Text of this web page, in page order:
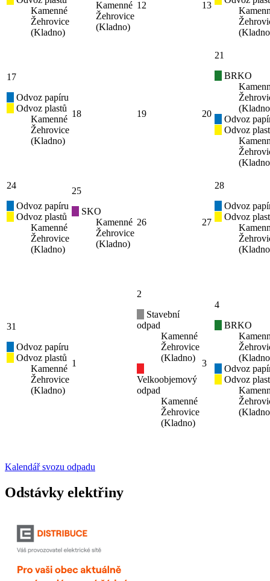
Kamenné
Žehrovice
(Kladno)
Kamenné
Žehrovice
(Kladno)
12 13
17
Odvoz papíru
Odvoz plastů
Kamenné
Žehrovice
(Kladno)
18 19 20
21
BRKO
Odvoz
Odvoz
24
Odvoz papíru
Odvoz plastů
Kamenné
Žehrovice
(Kladno)
25
SKO
Kamenné
Žehrovice
(Kladno)
26 27
28
Odvoz
Odvoz
31
Odvoz papíru
Odvoz plastů
Kamenné
Žehrovice
(Kladno)
1
2
Stavební
odpad
Kamenné
Žehrovice
(Kladno)
Velkoobjemový
odpad
Kamenné
Žehrovice
(Kladno)
3
4
BRKO
Odvoz
Odvoz
Kalendář svozu odpadu
Odstávky elektřiny